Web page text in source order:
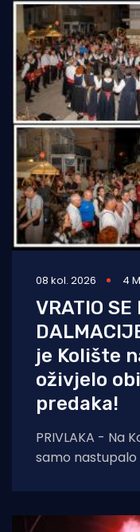
08 kol. 2026 4
VRATIO SE
je Kolište
oživjelo
predaka!
PRIVLAKA - Na
samo